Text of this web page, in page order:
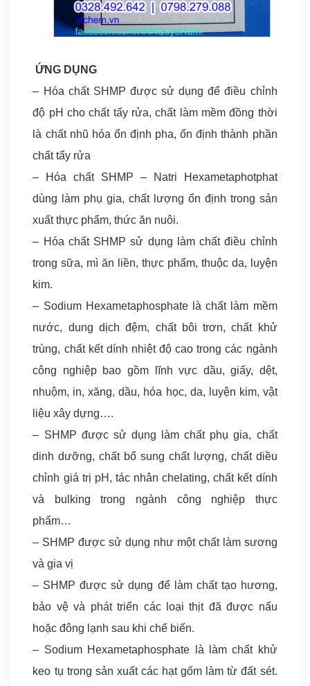
ỨNG DỤNG
– Hóa chất SHMP được sử dụng để điều chỉnh
độ pH cho chất tẩy rửa, chất làm mềm đồng thời
là chất nhũ hóa ổn định pha, ổn định thành phần
chất tẩy rửa
– Hóa chất SHMP – Natri Hexametaphotphat
dùng làm phụ gia, chất lượng ổn định trong sản
xuất thực phẩm, thức ăn nuôi.
– Hóa chất SHMP sử dụng làm chất điều chỉnh
trong sữa, mì ăn liền, thực phẩm, thuộc da, luyện
kim.
– Sodium Hexametaphosphate là chất làm mềm
nước, dung dịch đệm, chất bôi trơn, chất khử
trùng, chất kết dính nhiệt độ cao trong các ngành
công nghiệp bao gồm lĩnh vực dầu, giấy, dệt,
nhuộm, in, xăng, dầu, hóa học, da, luyện kim, vật
liệu xây dựng….
– SHMP được sử dụng làm chất phụ gia, chất
dinh dưỡng, chất bổ sung chất lượng, chất diều
chỉnh giá trị pH, tác nhân chelating, chất kết dính
và bulking trong ngành công nghiệp thực
phẩm…
– SHMP được sử dụng như một chất làm sương
và gia vị
– SHMP được sử dụng để làm chất tạo hương,
bảo vệ và phát triển các loại thịt đã được nấu
hoặc đông lạnh sau khi chế biến.
– Sodium Hexametaphosphate là làm chất khử
keo tụ trong sản xuất các hạt gốm làm từ đất sét.